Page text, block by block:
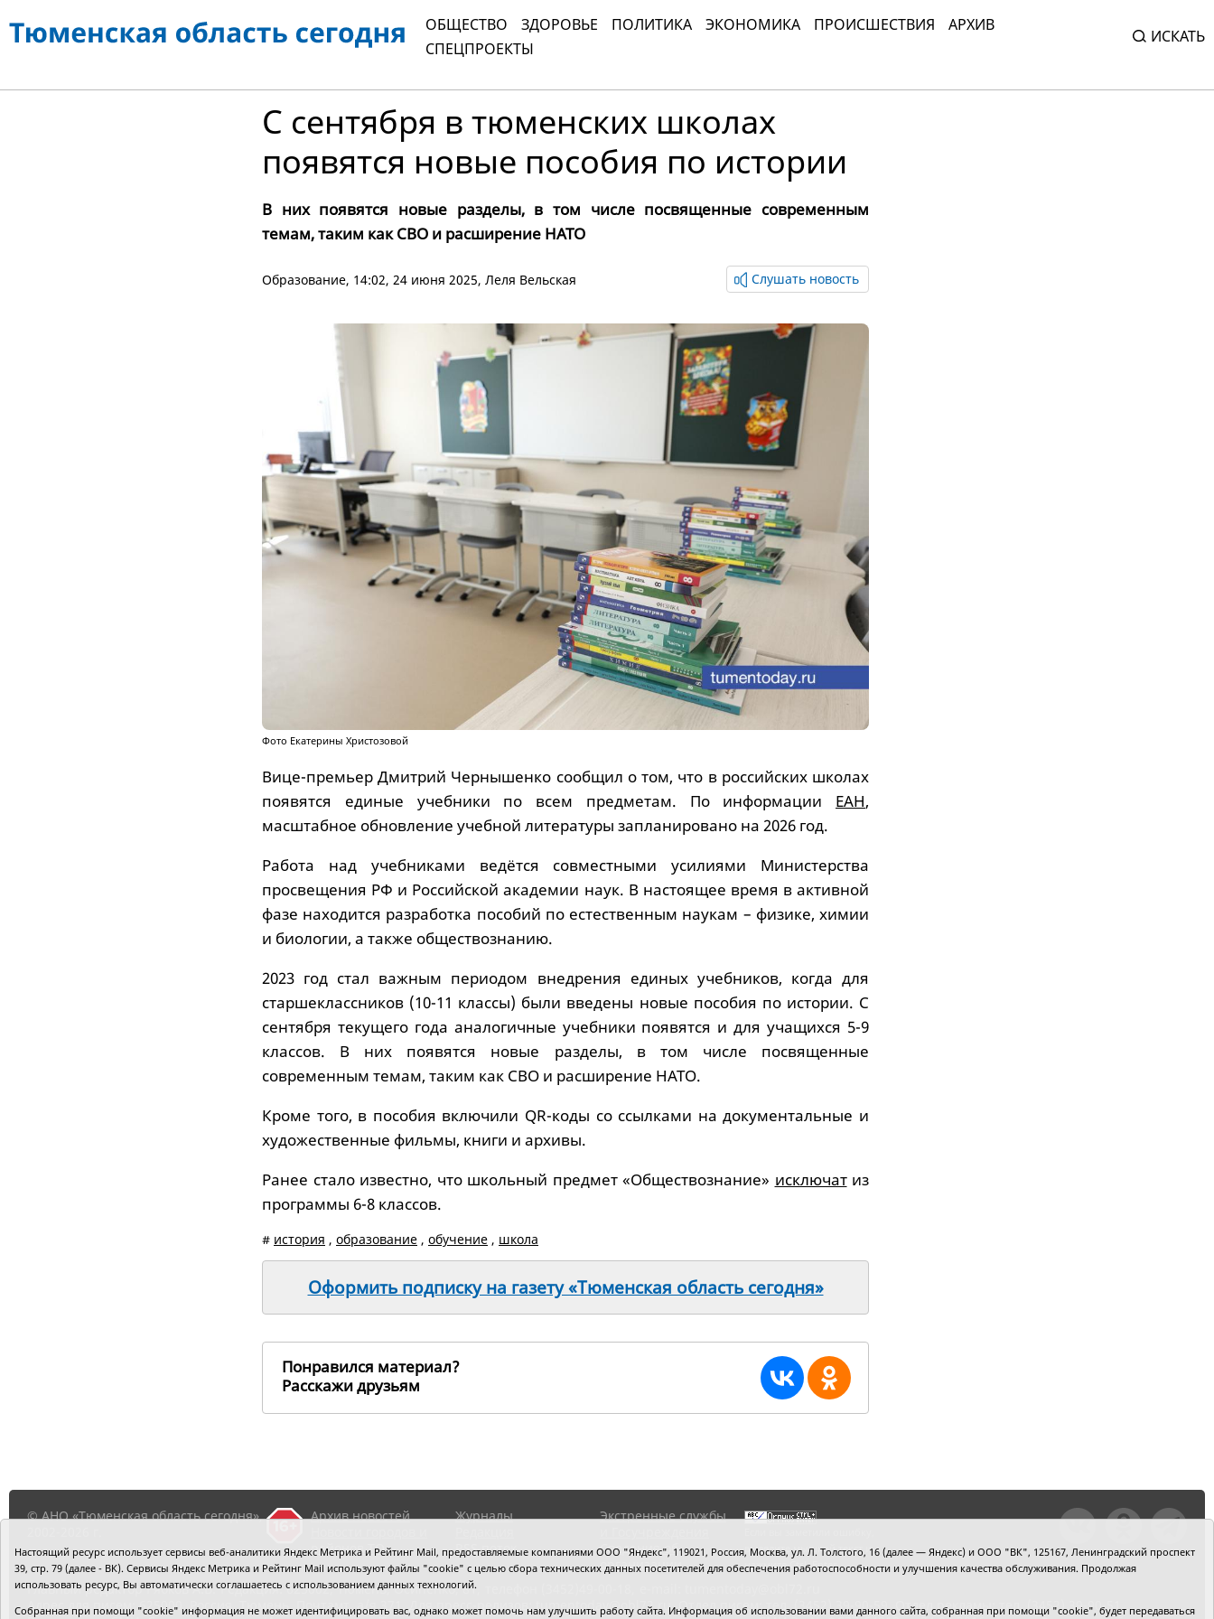
ОБЩЕСТВО ЗДОРОВЬЕ ПОЛИТИКА ЭКОНОМИКА ПРОИСШЕСТВИЯ
АРХИВ
СПЕЦПРОЕКТЫ
ИСКАТЬ
С сентября в тюменских школах
появятся новые пособия по истории
В них появятся новые разделы, в том числе посвященные современным
темам, таким как СВО и расширение НАТО
Образование, 14:02, 24 июня 2025, Леля Вельская Слушать новость
Фото Екатерины Христозовой
Вице-премьер Дмитрий Чернышенко сообщил о том, что в российских школах
появятся единые учебники по всем предметам. По информации ЕАН,
масштабное обновление учебной литературы запланировано на 2026 год.
Работа над учебниками ведётся совместными усилиями Министерства
просвещения РФ и Российской академии наук. В настоящее время в активной
фазе находится разработка пособий по естественным наукам – физике, химии
и биологии, а также обществознанию.
2023 год стал важным периодом внедрения единых учебников, когда для
старшеклассников (10-11 классы) были введены новые пособия по истории. С
сентября текущего года аналогичные учебники появятся и для учащихся 5-9
классов. В них появятся новые разделы, в том числе посвященные
современным темам, таким как СВО и расширение НАТО.
Кроме того, в пособия включили QR-коды со ссылками на документальные и
художественные фильмы, книги и архивы.
Ранее стало известно, что школьный предмет «Обществознание» исключатиз
программы 6-8 классов.
# история , образование , обучение , школа
Оформить подписку на газету «Тюменская область сегодня»
Понравился материал?
Расскажи друзьям
© АНО «Тюменская область сегодня»,
Архив новостей
районов ТО
Журналы
RSS поток
Экстренные службы
Сведения об
организации
выделите мышкой текст и
нажмитеCtrl+Enter
Главный редактор Рябков А.В. Редакция: 625002, Тюмень, Осипенко, 81,
Адрес для писем: 625000, Россия, Тюмень, Почтамт, а/я 371. Для пресс-релизов: tumentoday@obl72.ru. Отдел писем: тел. (3452) 39-90-59. Отдел рекламы: тел. (3452) 39-90-51.
Настоящий ресурс использует сервисы веб-аналитики Яндекс Метрика и Рейтинг Mail, предоставляемые компаниями ООО "Яндекс", 119021, Россия, Москва, ул. Л. Толстого, 16 (далее — Яндекс) и ООО "ВК", 125167, Ленинградский проспект
39, стр. 79 (далее - ВК). Сервисы Яндекс Метрика и Рейтинг Mail используют файлы "cookie" с целью сбора технических данных посетителей для обеспечения работоспособности и улучшения качества обслуживания. Продолжая
использовать ресурс, Вы автоматически соглашаетесь с использованием данных технологий.
Собранная при помощи "cookie" информация не может идентифицировать вас, однако может помочь нам улучшить работу сайта. Информация об использовании вами данного сайта, собранная при помощи "cookie", будет передаваться